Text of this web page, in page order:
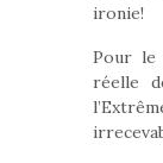
ironie!
Pour le
réelle